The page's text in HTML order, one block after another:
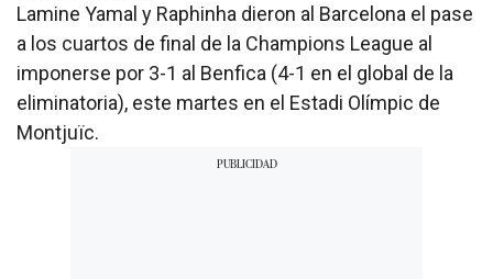
Lamine Yamal y Raphinha dieron al Barcelona el pase
a los cuartos de final de la Champions League al
imponerse por 3-1 al Benfica (4-1 en el global de la
eliminatoria), este martes en el Estadi Olímpic de
Montjuïc.